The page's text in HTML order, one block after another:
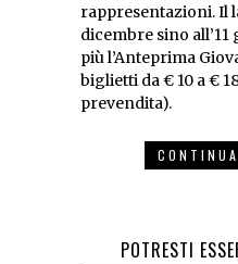
rappresentazioni. Il
dicembre sino
più l’Anteprima
biglietti da € 10 a €
prevendita).
POTRESTI